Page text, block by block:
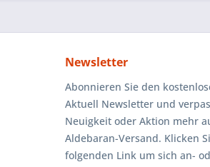
Newsletter
Abonnieren Sie den
Aktuell Newsletter und
Neuigkeit oder Aktion mehr
Aldebaran-Versand. Klicken
folgenden Link um sich an-